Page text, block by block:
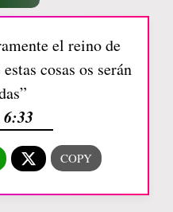
el reino de
cosas os serán